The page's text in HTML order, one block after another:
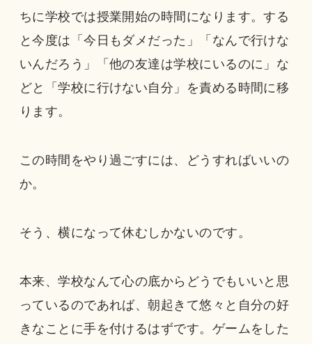
ちに学校では授業開始の時間になります。する
と今度は「今日もダメだった」「なんで行けな
いんだろう」「他の友達は学校にいるのに」な
どと「学校に行けない自分」を責める時間に移
ります。
この時間をやり過ごすには、どうすればいいの
か。
そう、横になって休むしかないのです。
本来、学校なんて心の底からどうでもいいと思
っているのであれば、朝起きて悠々と自分の好
きなことに手を付けるはずです。ゲームをした